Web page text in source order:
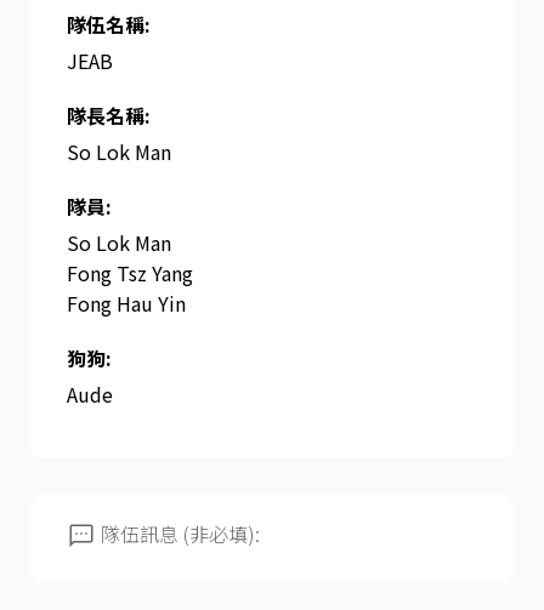
隊伍名稱:
JEAB
隊長名稱​:
So Lok Man
隊員:
So Lok Man
Fong Tsz Yang
Fong Hau Yin
狗狗:
Aude
隊伍訊息 (非必填):